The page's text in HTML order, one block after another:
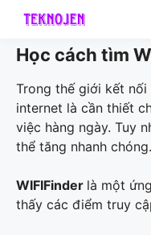
Skip
content
Học cách tìm
Trong thế giới kết
internet là cần thiết
việc hàng ngày. Tuy
thể tăng nhanh chóng.
WIFIFinder là một
thấy các điểm truy